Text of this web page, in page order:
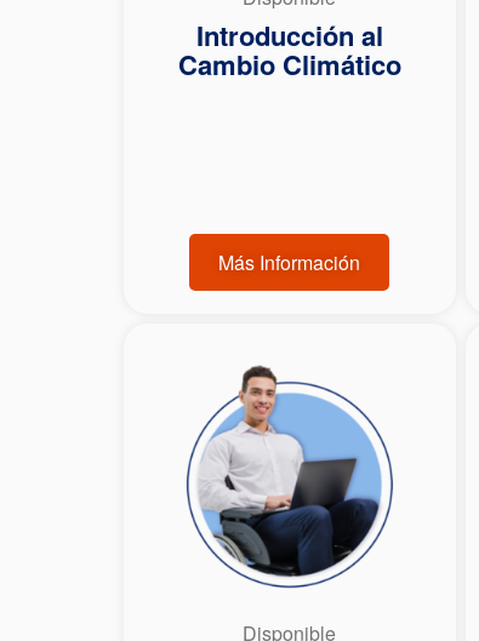
Introducción al
Cambio Climático
Más Información
Disponible